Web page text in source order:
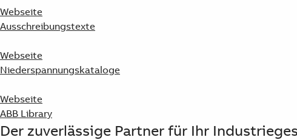
Webseite
Ausschreibungstexte
Webseite
Niederspannungskataloge
Webseite
ABB Library
Der zuverlässige Partner für Ihr